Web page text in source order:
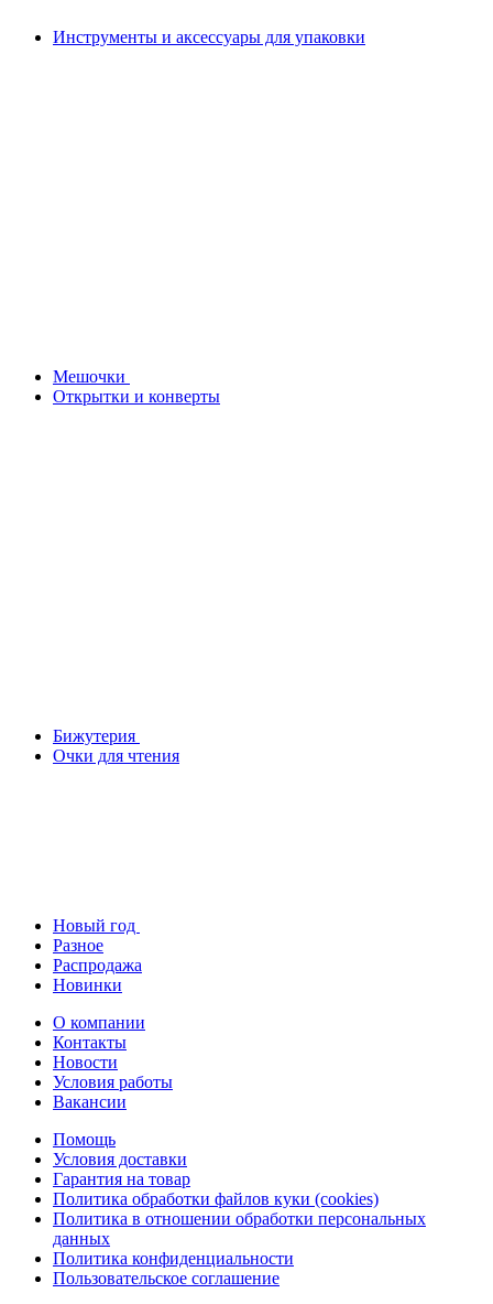
Инструменты и аксессуары для упаковки
Мешочки
Открытки и конверты
Бижутерия
Очки для чтения
Новый год
Разное
Распродажа
Новинки
О компании
Контакты
Новости
Условия работы
Вакансии
Помощь
Условия доставки
Гарантия на товар
Политика обработки файлов куки (cookies)
Политика в отношении обработки персональных
данных
Политика конфиденциальности
Пользовательское соглашение